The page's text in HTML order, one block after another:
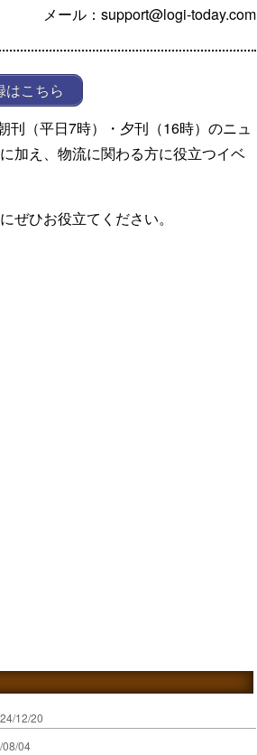
メール：support@logi-today.com
はこちら
刊（平日7時）・夕刊（16時）のニュ
加え、物流に関わる方に役立つイベ
ぜひお役立てください。
24/12/20
08/04